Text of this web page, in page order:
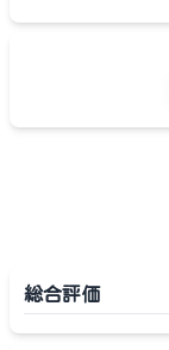
総合評価